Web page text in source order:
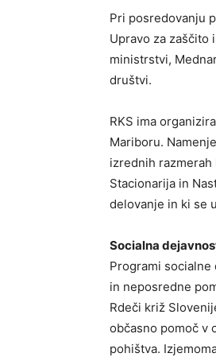
Pri posredovanju
Upravo za zaščito
ministrstvi,
društvi.
RKS ima
Mariboru.
izrednih
Stacionarija in
delovanje in ki se
Socialna
Programi
in neposredne
Rdeči križ
občasno pomoč v
pohištva.